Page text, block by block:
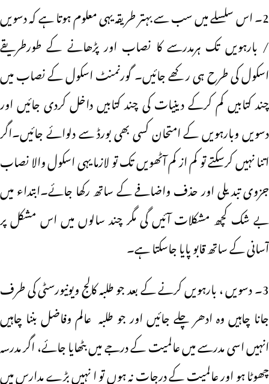
2۔ اس سلسلے میں سب سے بہتر طریقہ یہی معلوم ہوتا ہے کہ دسویں
/ بارہویں تک ہرمدرسے کا نصاب اور پڑھانے کے طورطریقے
اسکول کی طرح ہی رکھے جائیں۔ گورنمنٹ اسکول کے نصاب میں
چند کتابیں کم کرکے دینیات کی چند کتابیں داخل کردی جائیں اور
دسویں وبارہویں کے امتحان کسی بھی بورڈ سے دلوائے جائیں۔اگر
اتنا نہیں کرسکتے تو کم از کم آٹھویں تک تو لازما یہی اسکول والا نصاب
جزوی تبدیلی اور حذف واضافے کے ساتھ رکھا جائے۔ابتداء میں
بے شک کچھ مشکلات آئیں گی مگر چند سالوں میں اس مشکل پر
آسانی کے ساتھ قابو پایا جاسکتا ہے۔
3۔ دسویں ، بارہویں کرنے کے بعد جو طلبہ کالج ویونیورسٹی کی طرف
جانا چاہیں وہ ادھر چلے جائیں اور جو طلبہ عالم وفاضل بننا چاہیں
انہیں اسی مدرسے میں عالمیت کے درجے میں بٹھایا جائے، اگر مدرسہ
چھوٹا ہو اور عالمیت کے درجات نہ ہوں تو ا نہیں بڑے مدارس میں